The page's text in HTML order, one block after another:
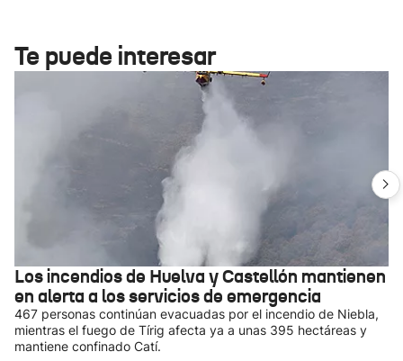
Te puede interesar
Los incendios de Huelva y Castellón mantienen
en alerta a los servicios de emergencia
467 personas continúan evacuadas por el incendio de Niebla,
mientras el fuego de Tírig afecta ya a unas 395 hectáreas y
mantiene confinado Catí.